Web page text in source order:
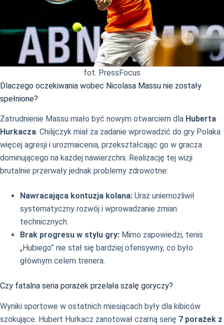
fot. PressFocus
Dlaczego oczekiwania wobec Nicolasa Massu nie zostały
spełnione?
Zatrudnienie Massu miało być nowym otwarciem dla Huberta
Hurkacza. Chilijczyk miał za zadanie wprowadzić do gry Polaka
więcej agresji i urozmaicenia, przekształcając go w gracza
dominującego na każdej nawierzchni. Realizację tej wizji
brutalnie przerwały jednak problemy zdrowotne:
Nawracająca kontuzja kolana: Uraz uniemożliwił
systematyczny rozwój i wprowadzanie zmian
technicznych.
Brak progresu w stylu gry: Mimo zapowiedzi, tenis
„Hubiego” nie stał się bardziej ofensywny, co było
głównym celem trenera.
Czy fatalna seria porażek przelała szalę goryczy?
Wyniki sportowe w ostatnich miesiącach były dla kibiców
szokujące. Hubert Hurkacz zanotował czarną serię 7 porażek z